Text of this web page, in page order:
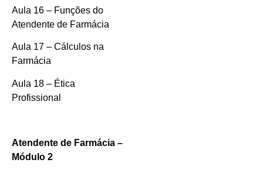
Aula 16 – Funções do
Atendente de Farmácia
Aula 17 – Cálculos na
Farmácia
Aula 18 – Ética
Profissional
Atendente de Farmácia –
Módulo 2